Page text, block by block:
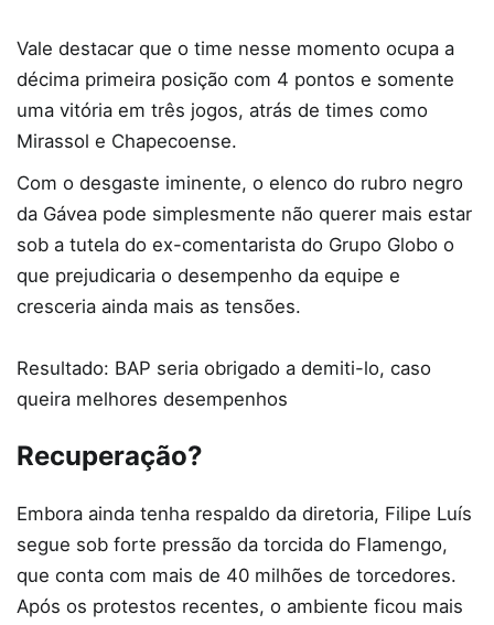
Vale destacar que o time nesse momento ocupa a
décima primeira posição com 4 pontos e somente
uma vitória em três jogos, atrás de times como
Mirassol e Chapecoense.
Com o desgaste iminente, o elenco do rubro negro
da Gávea pode simplesmente não querer mais estar
sob a tutela do ex-comentarista do Grupo Globo o
que prejudicaria o desempenho da equipe e
cresceria ainda mais as tensões.
Resultado: BAP seria obrigado a demiti-lo, caso
queira melhores desempenhos
Recuperação?
Embora ainda tenha respaldo da diretoria, Filipe Luís
segue sob forte pressão da torcida do Flamengo,
que conta com mais de 40 milhões de torcedores.
Após os protestos recentes, o ambiente ficou mais